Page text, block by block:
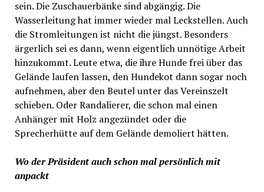
sein. Die Zuschauerbänke sind abgängig. Die
Wasserleitung hat immer wieder mal Leckstellen. Auch
die Stromleitungen ist nicht die jüngst. Besonders
ärgerlich sei es dann, wenn eigentlich unnötige Arbeit
hinzukommt. Leute etwa, die ihre Hunde frei über das
Gelände laufen lassen, den Hundekot dann sogar noch
aufnehmen, aber den Beutel unter das Vereinszelt
schieben. Oder Randalierer, die schon mal einen
Anhänger mit Holz angezündet oder die
Sprecherhütte auf dem Gelände demoliert hätten.
Wo der Präsident auch schon mal persönlich mit
anpackt